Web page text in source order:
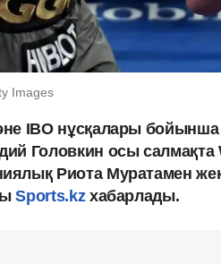
Images
IBO нұсқалары
Головкин осы
Риота Муратамен
Sports.kzхабарлады.